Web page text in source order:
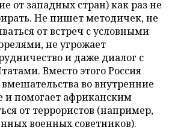
от западных стран) как раз не
Не пишет методичек, не
от встреч с условными
не угрожает
и даже диалог с
Вместо этого Россия
во внутренние
и помогает африканским
от террористов (например,
военных советников).